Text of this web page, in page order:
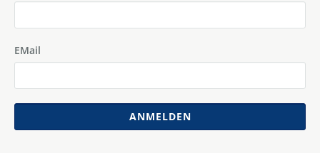
EMail
ANMELDEN